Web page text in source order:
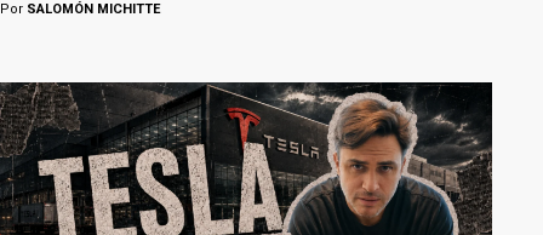
Por SALOMÓN MICHITTE